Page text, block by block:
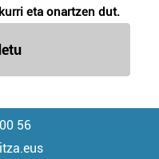
eta onartzen dut.
56